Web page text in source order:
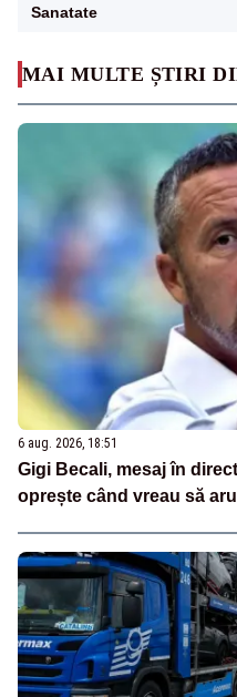
MAI MULTE ȘTIRI
6 aug. 2026, 18:51
Gigi Becali, mesaj în
oprește când vreau să
Sanatate